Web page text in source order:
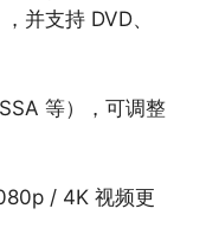
并支持 DVD、
等），可调整
/ 4K 视频更